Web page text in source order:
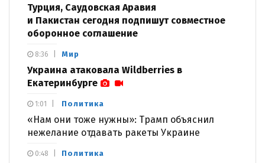
Турция, Саудовская Аравия
и Пакистан сегодня подпишут совместное
оборонное соглашение
Мир
Украина атаковала Wildberries в
Екатеринбурге
8:36
Политика
«Нам они тоже нужны»: Трамп объяснил
нежелание отдавать ракеты Украине
1:01
Политика
0:48